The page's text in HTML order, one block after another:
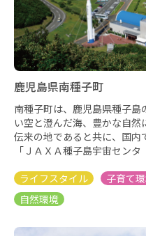
鹿児島県南種子町
南種子町は、鹿児島県種子
い空と澄んだ海、豊かな自
伝来の地であると共に、国
「ＪＡＸＡ種子島宇宙センタ